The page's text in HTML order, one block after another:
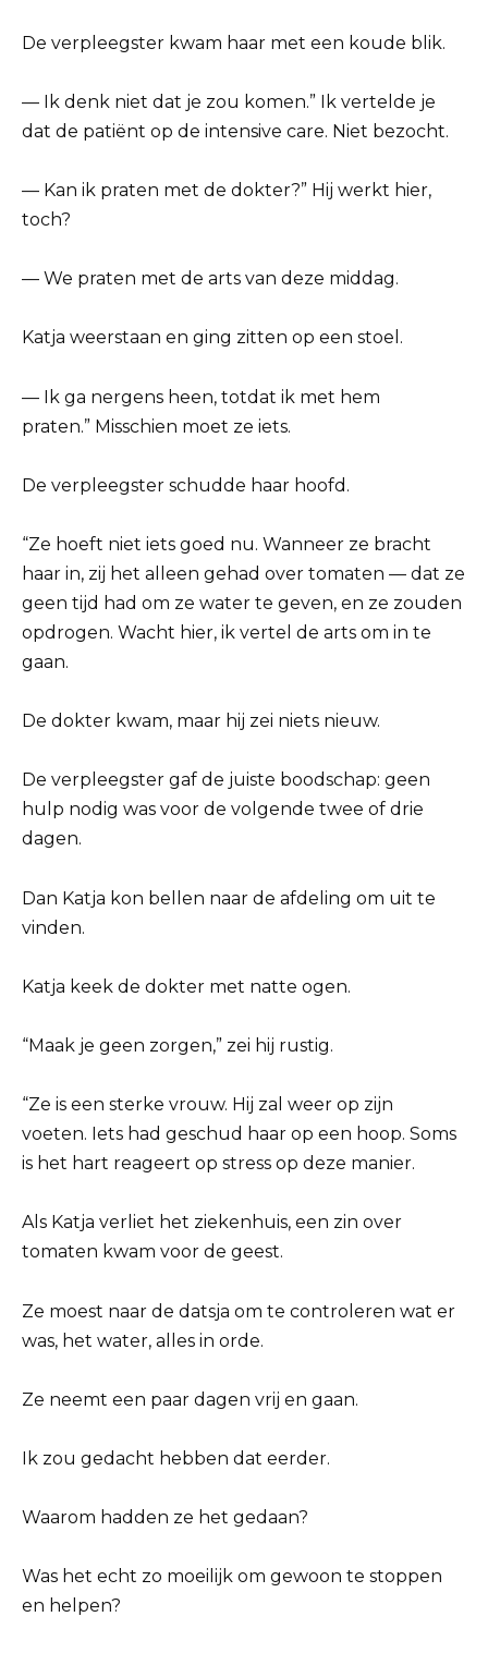
De verpleegster kwam haar met een koude blik.
— Ik denk niet dat je zou komen.” Ik vertelde je
dat de patiënt op de intensive care. Niet bezocht.
— Kan ik praten met de dokter?” Hij werkt hier,
toch?
— We praten met de arts van deze middag.
Katja weerstaan en ging zitten op een stoel.
— Ik ga nergens heen, totdat ik met hem
praten.” Misschien moet ze iets.
De verpleegster schudde haar hoofd.
“Ze hoeft niet iets goed nu. Wanneer ze bracht
haar in, zij het alleen gehad over tomaten — dat ze
geen tijd had om ze water te geven, en ze zouden
opdrogen. Wacht hier, ik vertel de arts om in te
gaan.
De dokter kwam, maar hij zei niets nieuw.
De verpleegster gaf de juiste boodschap: geen
hulp nodig was voor de volgende twee of drie
dagen.
Dan Katja kon bellen naar de afdeling om uit te
vinden.
Katja keek de dokter met natte ogen.
“Maak je geen zorgen,” zei hij rustig.
“Ze is een sterke vrouw. Hij zal weer op zijn
voeten. Iets had geschud haar op een hoop. Soms
is het hart reageert op stress op deze manier.
Als Katja verliet het ziekenhuis, een zin over
tomaten kwam voor de geest.
Ze moest naar de datsja om te controleren wat er
was, het water, alles in orde.
Ze neemt een paar dagen vrij en gaan.
Ik zou gedacht hebben dat eerder.
Waarom hadden ze het gedaan?
Was het echt zo moeilijk om gewoon te stoppen
en helpen?